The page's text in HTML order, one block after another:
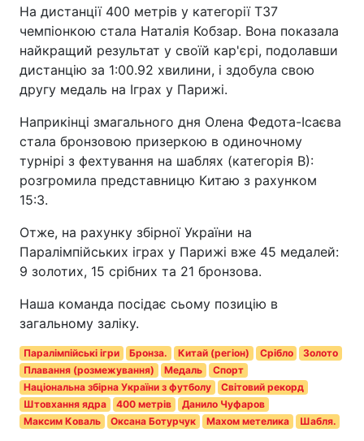
На дистанції 400 метрів у категорії T37
чемпіонкою стала Наталія Кобзар. Вона показала
найкращий результат у своїй кар'єрі, подолавши
дистанцію за 1:00.92 хвилини, і здобула свою
другу медаль на Іграх у Парижі.
Наприкінці змагального дня Олена Федота-Ісаєва
стала бронзовою призеркою в одиночному
турнірі з фехтування на шаблях (категорія В):
розгромила представницю Китаю з рахунком
15:3.
Отже, на рахунку збірної України на
Паралімпійських іграх у Парижі вже 45 медалей:
9 золотих, 15 срібних та 21 бронзова.
Наша команда посідає сьому позицію в
загальному заліку.
Паралімпійські ігри Бронза. Китай (регіон) Срібло
Золото
Плавання (розмежування)
Медаль
Спорт
Національна збірна України з футболу
Світовий рекорд
Штовхання ядра
400 метрів
Данило Чуфаров
Максим Коваль
Оксана Ботурчук Махом метелика Шабля.